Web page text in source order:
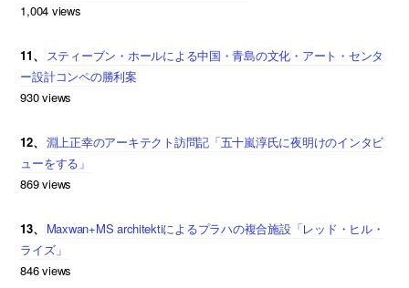
1,004 views
11、
スティーブン・ホールによる中国・青島の文化・アート・センタ
ー設計コンペの勝利案
930 views
12、 淵上正幸のアーキテクト訪問記「五十嵐淳氏に夜明けのインタビ
ューをする」
869 views
13、
Maxwan+MS architektiによるプラハの複合施設「レッド・ヒル・
ライズ」
846 views